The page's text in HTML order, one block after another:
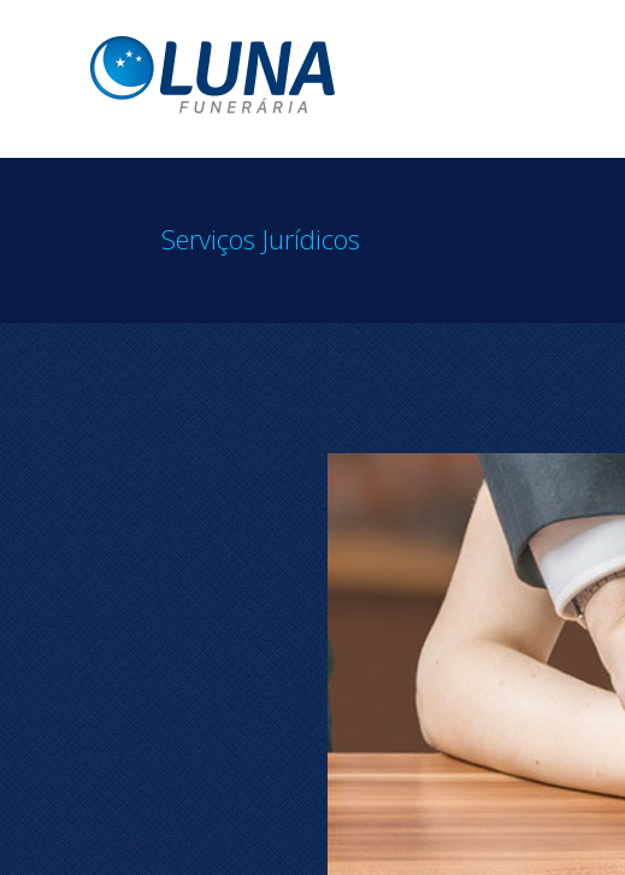
Serviços Jurídicos